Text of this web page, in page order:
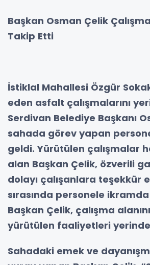
Başkan Osman Çelik
Takip Etti
İstiklal Mahallesi Özgür
eden asfalt çalışmalarını
Serdivan Belediye Başkanı
sahada görev yapan
geldi. Yürütülen çalışmalar
alan Başkan Çelik, özverili
dolayı çalışanlara teşekkür
sırasında personele
Başkan Çelik, çalışma
yürütülen faaliyetleri
Sahadaki emek ve